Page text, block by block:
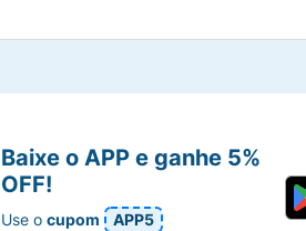
Baixe o APP e ganhe 5%
OFF!
Use ocupom
APP5